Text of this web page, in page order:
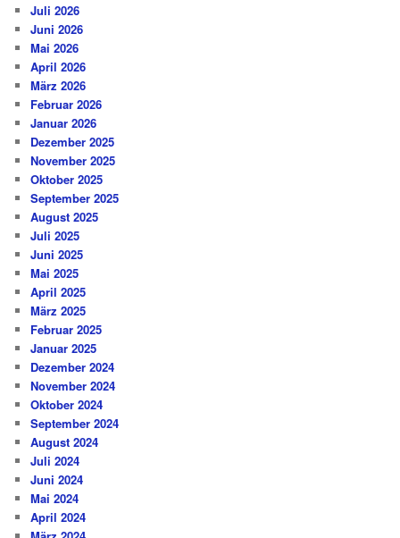
Juli 2026
Juni 2026
Mai 2026
April 2026
März 2026
Februar 2026
Januar 2026
Dezember 2025
November 2025
Oktober 2025
September 2025
August 2025
Juli 2025
Juni 2025
Mai 2025
April 2025
März 2025
Februar 2025
Januar 2025
Dezember 2024
November 2024
Oktober 2024
September 2024
August 2024
Juli 2024
Juni 2024
Mai 2024
April 2024